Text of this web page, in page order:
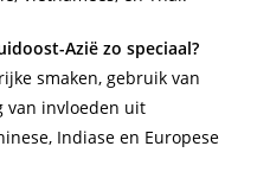
Azië zo speciaal?
smaken, gebruik van
van invloeden uit
Indiase en Europese